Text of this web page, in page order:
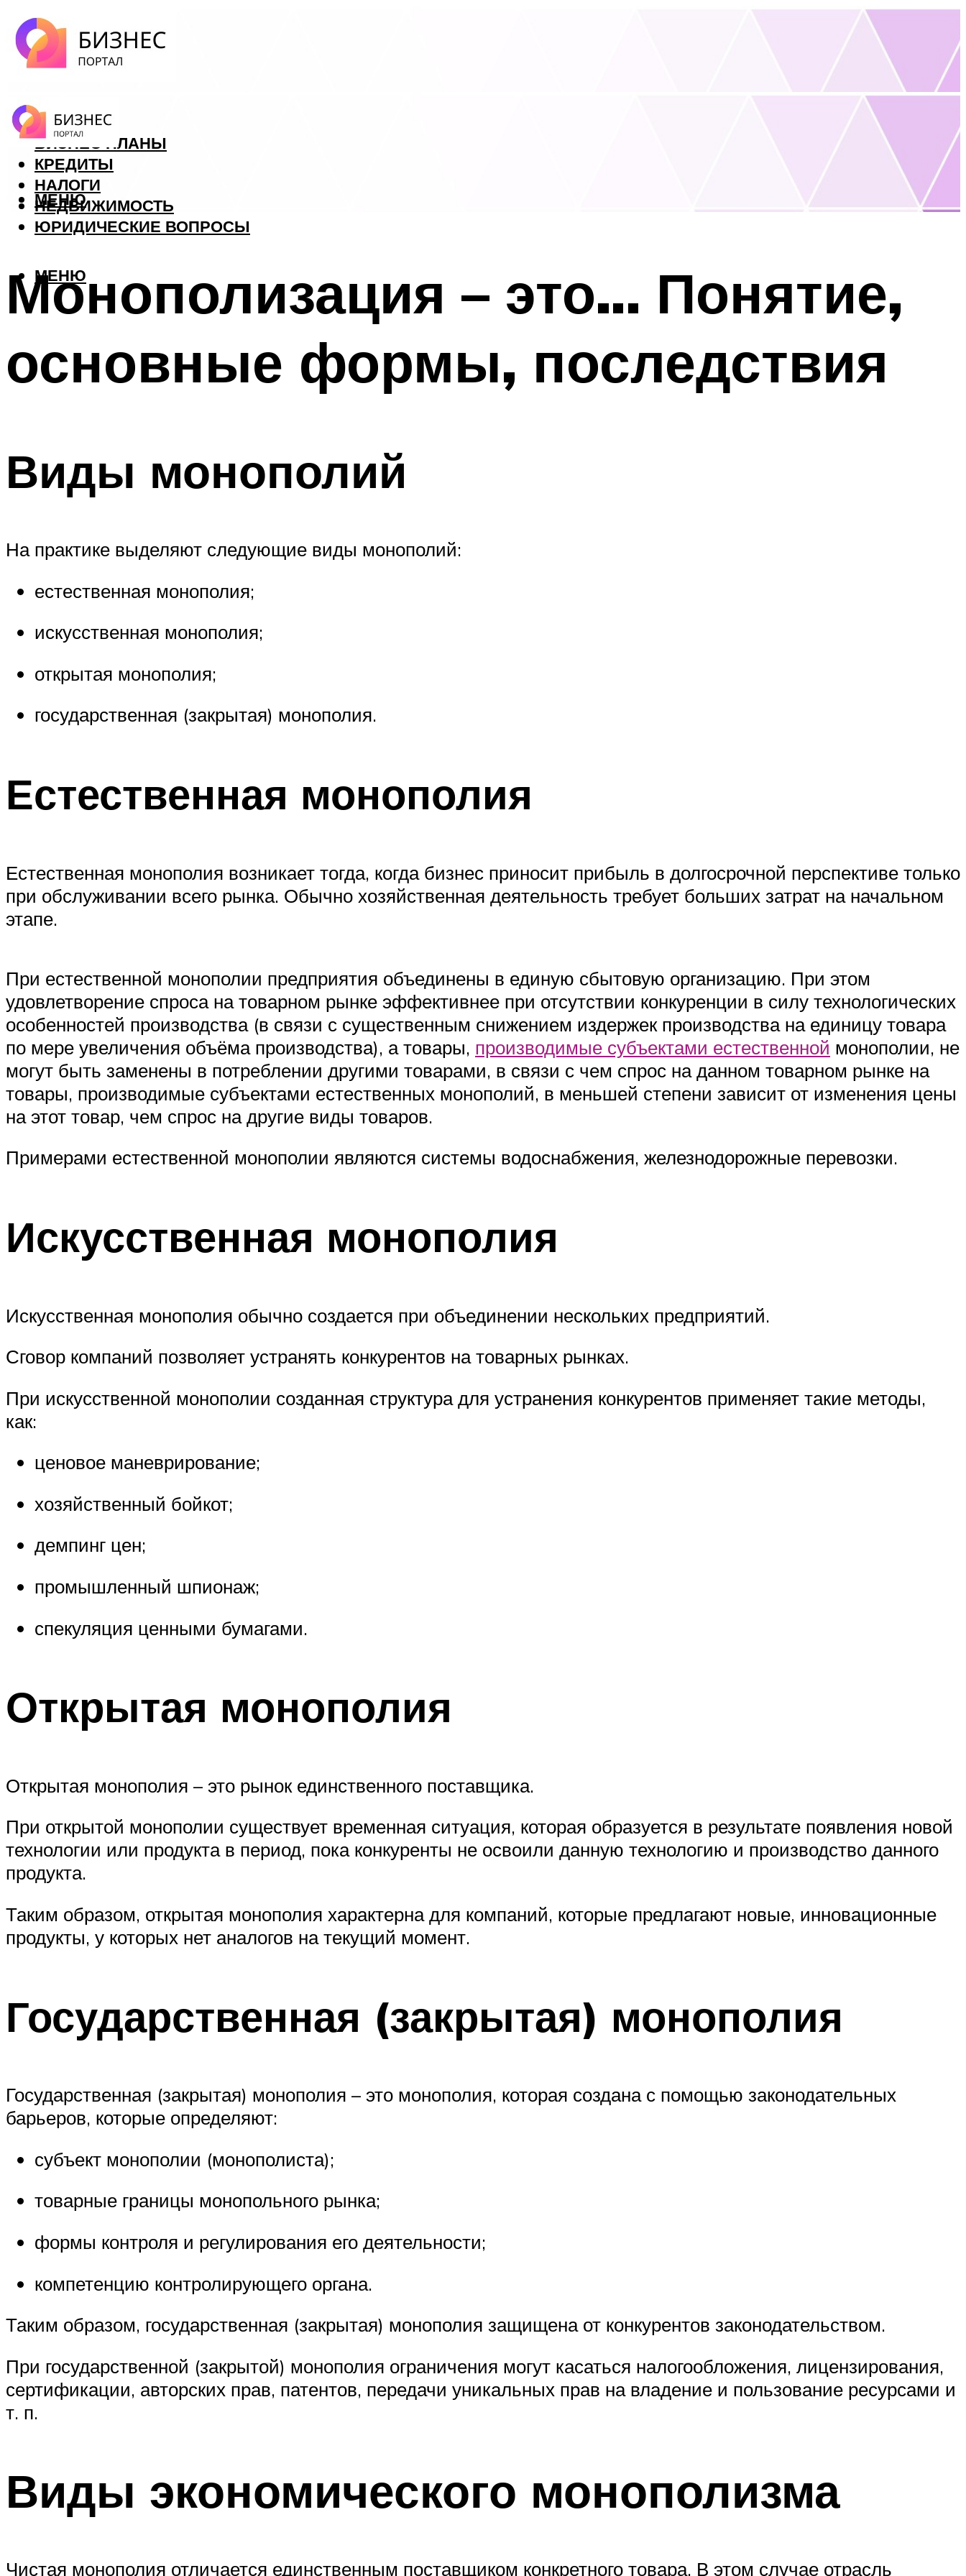
ФОРЕКС
БИЗНЕС ПЛАНЫ
КРЕДИТЫ
НАЛОГИ
НЕДВИЖИМОСТЬ
ЮРИДИЧЕСКИЕ ВОПРОСЫ
МЕНЮ
МЕНЮ
Монополизация – это… Понятие,
основные формы, последствия
Виды монополий
На практике выделяют следующие виды монополий:
естественная монополия;
искусственная монополия;
открытая монополия;
государственная (закрытая) монополия.
Естественная монополия
Естественная монополия возникает тогда, когда бизнес приносит прибыль в долгосрочной перспективе только
при обслуживании всего рынка. Обычно хозяйственная деятельность требует больших затрат на начальном
этапе.
При естественной монополии предприятия объединены в единую сбытовую организацию. При этом
удовлетворение спроса на товарном рынке эффективнее при отсутствии конкуренции в силу технологических
особенностей производства (в связи с существенным снижением издержек производства на единицу товара
по мере увеличения объёма производства), а товары, производимые субъектами естественной монополии, не
могут быть заменены в потреблении другими товарами, в связи с чем спрос на данном товарном рынке на
товары, производимые субъектами естественных монополий, в меньшей степени зависит от изменения цены
на этот товар, чем спрос на другие виды товаров.
Примерами естественной монополии являются системы водоснабжения, железнодорожные перевозки.
Искусственная монополия
Искусственная монополия обычно создается при объединении нескольких предприятий.
Сговор компаний позволяет устранять конкурентов на товарных рынках.
При искусственной монополии созданная структура для устранения конкурентов применяет такие методы,
как:
ценовое маневрирование;
хозяйственный бойкот;
демпинг цен;
промышленный шпионаж;
спекуляция ценными бумагами.
Открытая монополия
Открытая монополия – это рынок единственного поставщика.
При открытой монополии существует временная ситуация, которая образуется в результате появления новой
технологии или продукта в период, пока конкуренты не освоили данную технологию и производство данного
продукта.
Таким образом, открытая монополия характерна для компаний, которые предлагают новые, инновационные
продукты, у которых нет аналогов на текущий момент.
Государственная (закрытая) монополия
Государственная (закрытая) монополия – это монополия, которая создана с помощью законодательных
барьеров, которые определяют:
субъект монополии (монополиста);
товарные границы монопольного рынка;
формы контроля и регулирования его деятельности;
компетенцию контролирующего органа.
Таким образом, государственная (закрытая) монополия защищена от конкурентов законодательством.
При государственной (закрытой) монополия ограничения могут касаться налогообложения, лицензирования,
сертификации, авторских прав, патентов, передачи уникальных прав на владение и пользование ресурсами и
т. п.
Виды экономического монополизма
Чистая монополия отличается единственным поставщиком конкретного товара. В этом случае отрасль